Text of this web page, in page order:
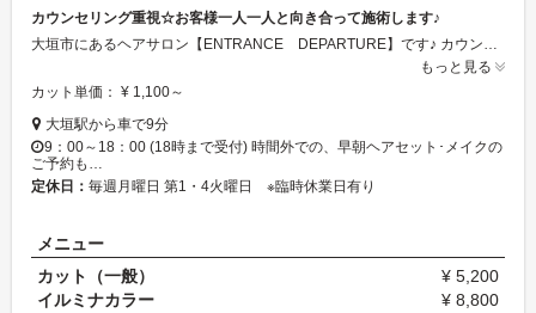
カウンセリング重視☆お客様一人一人と向き合って施術します♪
大垣市にあるヘアサロン【ENTRANCE DEPARTURE】です♪ カウンセリングを重視しお客様の悩みに一緒に向き合って最適なスタイルを提案。ハイクオリティな施術と丁寧な接客、サービスでリピーターも多く沢山のお客様にお越しいただいています！是非お越しください☆
もっと見る
カット単価： ¥ 1,100～
大垣駅から車で9分
9：00～18：00 (18時まで受付) 時間外での、早朝ヘアセット･メイクの
ご予約も…
定休日： 毎週月曜日 第1・4火曜日 ※臨時休業日有り
メニュー
カット（一般）
¥ 5,200
イルミナカラー
¥ 8,800